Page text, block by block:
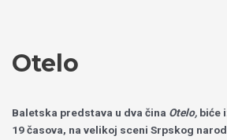
Otelo
Baletska predstava u dva čina Otelo, biće
19 časova, na velikoj sceni Srpskog